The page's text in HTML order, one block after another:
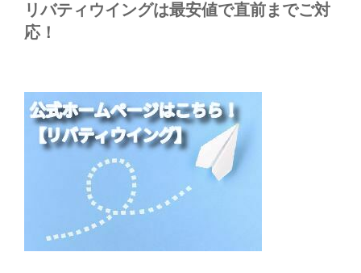
リバティウイングは最安値で直前までご対
応！